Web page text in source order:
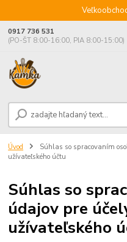
0917 736 531
(PO-ŠT 8:00-16:00, PIA 8:00-15:00)
Úvod
Súhlas so spracovaním
užívateľského účtu
Súhlas so
údajov pre
užívateľského